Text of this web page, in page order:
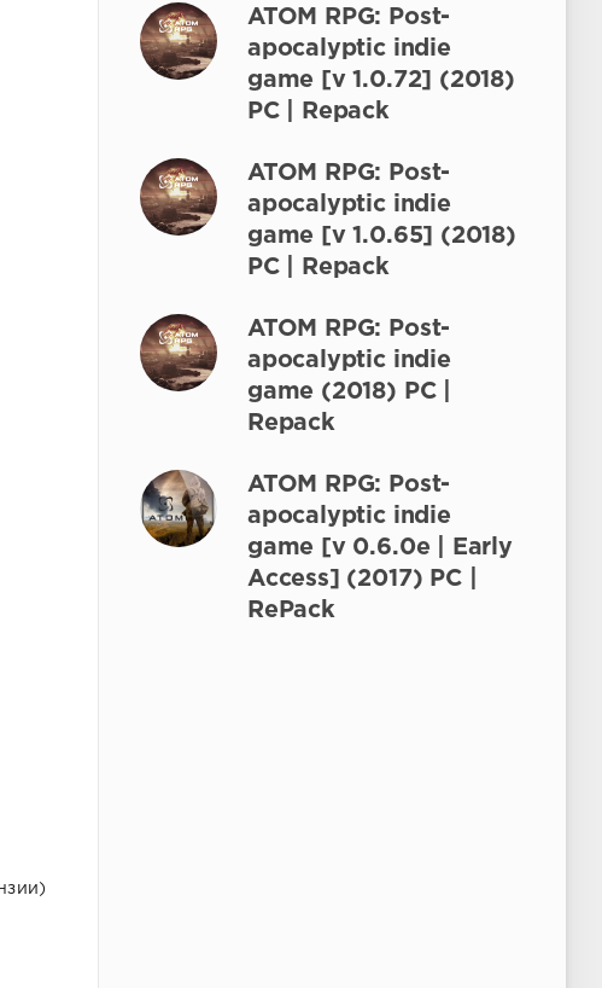
ATOM RPG: Post-
apocalyptic indie
game [v 1.0.72] (2018)
PC | Repack
ATOM RPG: Post-
apocalyptic indie
game [v 1.0.65] (2018)
PC | Repack
ATOM RPG: Post-
apocalyptic indie
game (2018) PC |
Repack
ATOM RPG: Post-
apocalyptic indie
game [v 0.6.0e | Early
Access] (2017) PC |
RePack